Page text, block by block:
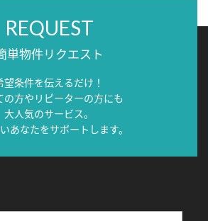
REQUEST
単物件リクエスト
望条件を伝えるだけ！
の方やリピーターの方にも
大人気のサービス。
あなたをサポートします。